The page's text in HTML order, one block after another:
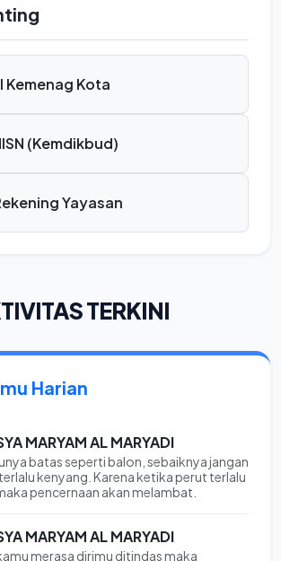
Kemenag Kota
(Kemdikbud)
Yayasan
TERKINI
Harian
MARYAM AL MARYADI
batas seperti balon, sebaiknya jangan
kenyang. Karena ketika perut terlalu
pencernaan akan melambat.
MARYAM AL MARYADI
merasa dirimu ditindas maka